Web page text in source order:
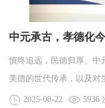
中元承古，孝德化
慎终追远，民德归厚。中
美德的世代传承，以及对
2025-08-22 5936